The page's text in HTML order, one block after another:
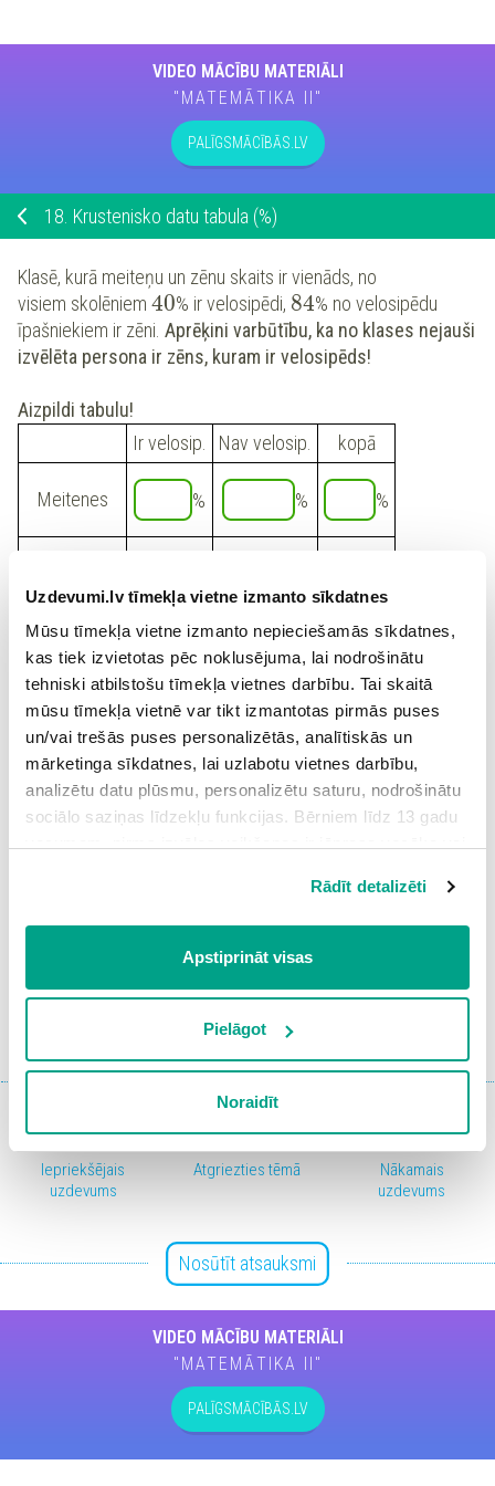
Uzdevumi.lv tīmekļa vietne izmanto sīkdatnes
Mūsu tīmekļa vietne izmanto nepieciešamās sīkdatnes,
kas tiek izvietotas pēc noklusējuma, lai nodrošinātu
tehniski atbilstošu tīmekļa vietnes darbību. Tai skaitā
mūsu tīmekļa vietnē var tikt izmantotas pirmās puses
un/vai trešās puses personalizētās, analītiskās un
mārketinga sīkdatnes, lai uzlabotu vietnes darbību,
analizētu datu plūsmu, personalizētu saturu, nodrošinātu
sociālo saziņas līdzekļu funkcijas. Bērniem līdz 13 gadu
Spiežot uz pogas “Apstiprināt visas”, Jūs piekrītat visām
sīkdatnēm, kas atrodas šajā tīmekļa vietnē, ieskaitot
trešo pušu mārketinga sīkdatnes. Spiežot uz pogas
vietnē, izņemot “Nepieciešamās” sīkdatnes, kuru
izmantošanai nav nepieciešams iegūt lietotāja piekrišanu.
Spiežot uz pogas “Apstiprināt izvēlētās”, Jūs varat mainīt
sīkdatņu politikuun ir iespēja atsaukt savu
piekrišanu sadaļā “Sīkdatņu iestatījumi”.
Rādīt detalizēti
Apstiprināt visas
Pielāgot
Noraidīt
VIDEO MĀCĪBU MATERIĀLI
"MATEMĀTIKA II"
PALĪGSMĀCĪBĀS.LV
18. Krustenisko datu tabula (%)
Klasē, kurā meiteņu un zēnu skaits ir vienāds, no
visiem skolēniem 40% ir velosipēdi, 84% no velosipēdu
īpašniekiem ir zēni. Aprēķini varbūtību, ka no klases nejauši
izvēlēta persona ir zēns, kuram ir velosipēds!
Aizpildi tabulu!
Ir velosip.
Nav velosip. kopā
Meitenes % % %
Skolēni kopā 40 % 100 %
Varbūtība, kano klasesnejauši izvēlēta persona ir zēns,
kuram ir velosipēds, ir
%.
Skola2030 kursu materiāli
Ieiet portālā
vai Reģistrēties
Iepriekšējais
uzdevums
Atgriezties tēmā
Nākamais
uzdevums
Nosūtīt atsauksmi
VIDEO MĀCĪBU MATERIĀLI
"MATEMĀTIKA II"
PALĪGSMĀCĪBĀS.LV